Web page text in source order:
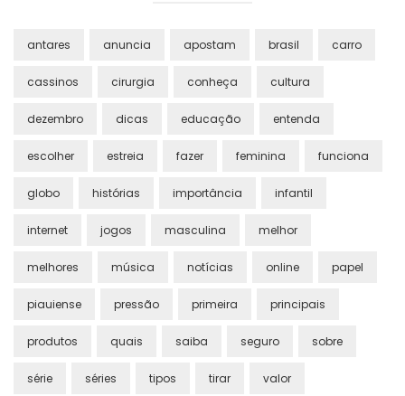
antares anuncia apostam brasil carro
cassinos cirurgia conheça cultura
dezembro dicas educação entenda
escolher estreia fazer feminina funciona
globo histórias importância infantil
internet jogos masculina melhor
melhores música notícias online papel
piauiense pressão primeira principais
produtos quais saiba seguro sobre
série séries tipos tirar valor